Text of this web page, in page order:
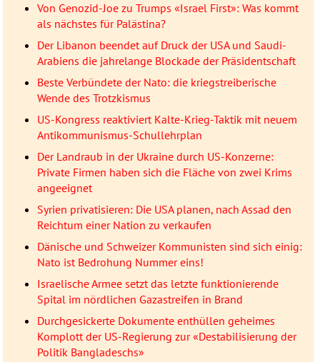
Von Genozid-Joe zu Trumps «Israel First»: Was kommt
als nächstes für Palästina?
Der Libanon beendet auf Druck der USA und Saudi-
Arabiens die jahrelange Blockade der Präsidentschaft
Beste Verbündete der Nato: die kriegstreiberische
Wende des Trotzkismus
US-Kongress reaktiviert Kalte-Krieg-Taktik mit neuem
Antikommunismus-Schullehrplan
Der Landraub in der Ukraine durch US-Konzerne:
Private Firmen haben sich die Fläche von zwei Krims
angeeignet
Syrien privatisieren: Die USA planen, nach Assad den
Reichtum einer Nation zu verkaufen
Dänische und Schweizer Kommunisten sind sich einig:
Nato ist Bedrohung Nummer eins!
Israelische Armee setzt das letzte funktionierende
Spital im nördlichen Gazastreifen in Brand
Durchgesickerte Dokumente enthüllen geheimes
Komplott der US-Regierung zur «Destabilisierung der
Politik Bangladeschs»